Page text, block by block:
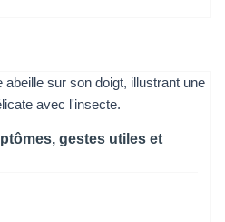
gestes utiles et